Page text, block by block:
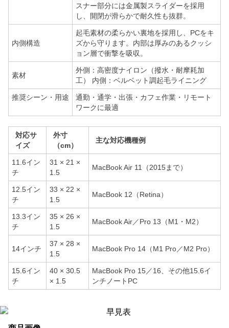
スナー部分には金属製スライダーを採用
し、開閉が滑らかで耐久性も抜群。
内側構造
起毛素材の柔らかい裏地を採用し、PCをキ
ズから守ります。内部は厚みのあるクッシ
ョン層で衝撃を吸収。
素材
外側：高密度ナイロン（撥水・耐摩耗加
工） 内側：ベルベット調起毛ライニング
推奨シーン・用途
通勤・通学・出張・カフェ作業・リモート
ワークに最適
対応サ
イズ
外寸
（cm）
主な対応機種例
11.6イン
チ
31 × 21 ×
1.5
MacBook Air 11（2015まで）
12.5イン
チ
33 × 22 ×
1.5
MacBook 12（Retina）
13.3イン
チ
35 × 26 ×
1.5
MacBook Air／Pro 13（M1・M2）
14インチ
37 × 28 ×
1.5
MacBook Pro 14（M1 Pro／M2 Pro）
15.6イン
チ
40 × 30.5
× 1.5
MacBook Pro 15／16、その他15.6イ
ンチノートPC